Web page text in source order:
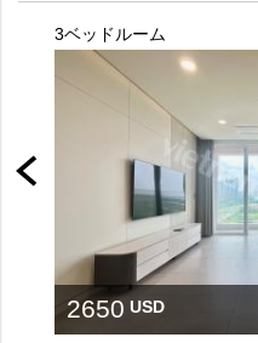
3ベッドルーム
2650 USD